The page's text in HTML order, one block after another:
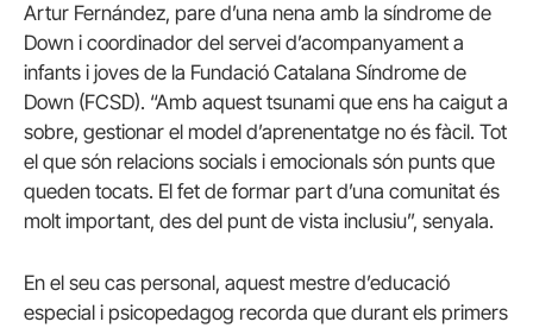
Artur Fernández, pare d’una nena amb la síndrome de
Down i coordinador del servei d’acompanyament a
infants i joves de la Fundació Catalana Síndrome de
Down (FCSD). “Amb aquest tsunami que ens ha caigut a
sobre, gestionar el model d’aprenentatge no és fàcil. Tot
el que són relacions socials i emocionals són punts que
queden tocats. El fet de formar part d’una comunitat és
molt important, des del punt de vista inclusiu”, senyala.
En el seu cas personal, aquest mestre d’educació
especial i psicopedagog recorda que durant els primers